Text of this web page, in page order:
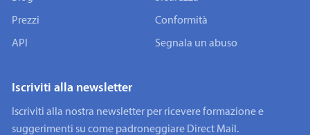
Prezzi
API
Conformità
Segnala un abuso
Iscriviti alla newsletter
Iscriviti alla nostra newsletter per ricevere formazione e
suggerimenti su come padroneggiare Direct Mail.